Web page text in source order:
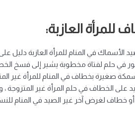
للمرأة العازبة:
الأسماك في المنام للمرأة العازبة دليل
في حلم لفتاة مخطوبة يشير إلى فسخ
صغيرة بخطاف في المنام للمرأة غير
على الخطاف في حلم المرأة غير
خطاف لغرض آخر غير الصيد في المنام